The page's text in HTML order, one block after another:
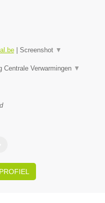
| Screenshot ▼
Centrale Verwarmingen ▼